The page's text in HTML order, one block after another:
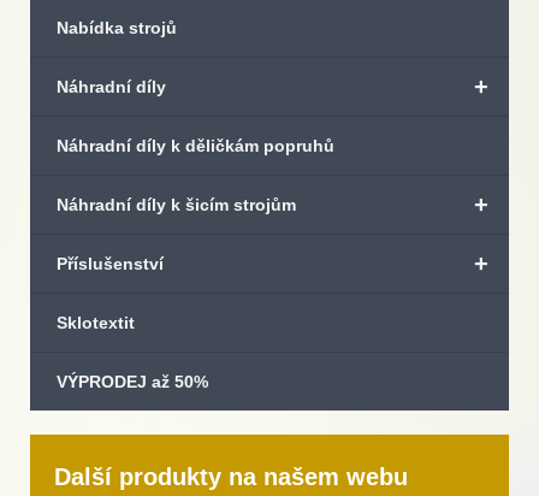
Nabídka strojů
+
Náhradní díly
Náhradní díly k děličkám popruhů
+
Náhradní díly k šicím strojům
+
Příslušenství
Sklotextit
VÝPRODEJ až 50%
Další produkty na našem webu